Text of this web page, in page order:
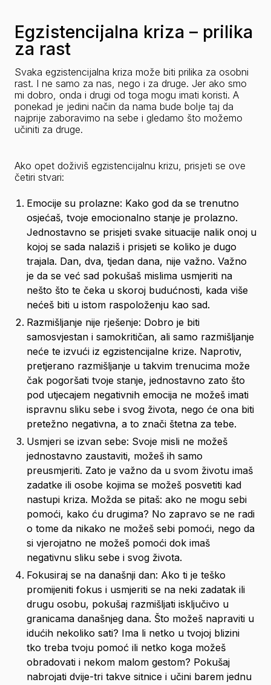
Egzistencijalna kriza – prilika
za rast
Svaka egzistencijalna kriza može biti prilika za osobni
rast. I ne samo za nas, nego i za druge. Jer ako smo
mi dobro, onda i drugi od toga mogu imati koristi. A
ponekad je jedini način da nama bude bolje taj da
najprije zaboravimo na sebe i gledamo što možemo
učiniti za druge.
Ako opet doživiš egzistencijalnu krizu, prisjeti se ove
četiri stvari:
Emocije su prolazne: Kako god da se trenutno
osjećaš, tvoje emocionalno stanje je prolazno.
Jednostavno se prisjeti svake situacije nalik onoj u
kojoj se sada nalaziš i prisjeti se koliko je dugo
trajala. Dan, dva, tjedan dana, nije važno. Važno
je da se već sad pokušaš mislima usmjeriti na
nešto što te čeka u skoroj budućnosti, kada više
nećeš biti u istom raspoloženju kao sad.
Razmišljanje nije rješenje: Dobro je biti
samosvjestan i samokritičan, ali samo razmišljanje
neće te izvući iz egzistencijalne krize. Naprotiv,
pretjerano razmišljanje u takvim trenucima može
čak pogoršati tvoje stanje, jednostavno zato što
pod utjecajem negativnih emocija ne možeš imati
ispravnu sliku sebe i svog života, nego će ona biti
pretežno negativna, a to znači štetna za tebe.
Usmjeri se izvan sebe: Svoje misli ne možeš
jednostavno zaustaviti, možeš ih samo
preusmjeriti. Zato je važno da u svom životu imaš
zadatke ili osobe kojima se možeš posvetiti kad
nastupi kriza. Možda se pitaš: ako ne mogu sebi
pomoći, kako ću drugima? No zapravo se ne radi
o tome da nikako ne možeš sebi pomoći, nego da
si vjerojatno ne možeš pomoći dok imaš
negativnu sliku sebe i svog života.
Fokusiraj se na današnji dan: Ako ti je teško
promijeniti fokus i usmjeriti se na neki zadatak ili
drugu osobu, pokušaj razmišljati isključivo u
granicama današnjeg dana. Što možeš napraviti u
idućih nekoliko sati? Ima li netko u tvojoj blizini
tko treba tvoju pomoć ili netko koga možeš
obradovati i nekom malom gestom? Pokušaj
nabrojati dvije-tri takve sitnice i učini barem jednu